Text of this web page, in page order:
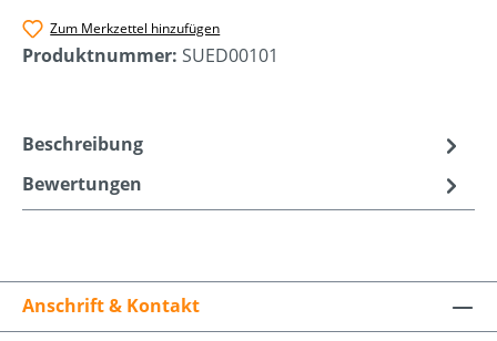
Zum Merkzettel hinzufügen
Produktnummer: SUED00101
Beschreibung
Bewertungen
Anschrift & Kontakt